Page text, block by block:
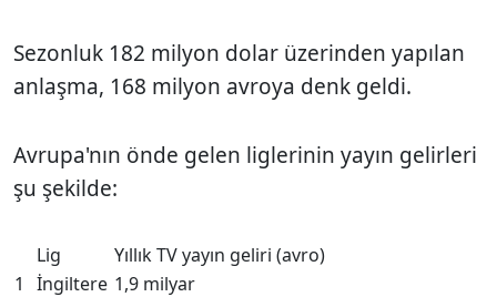
Sezonluk 182 milyon dolar üzerinden yapılan
anlaşma, 168 milyon avroya denk geldi.
Avrupa'nın önde gelen liglerinin yayın gelirleri
şu şekilde:
Lig
Yıllık TV yayın geliri (avro)
1
İngiltere 1,9 milyar